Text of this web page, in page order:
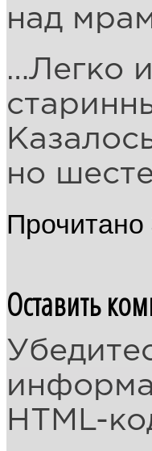
над
…Легко
но
Прочитано
Оставить
HTML-